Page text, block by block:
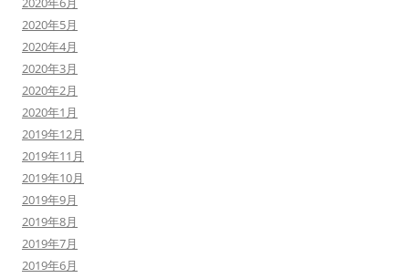
2020年5月
2020年4月
2020年3月
2020年2月
2020年1月
2019年12月
2019年11月
2019年10月
2019年9月
2019年8月
2019年7月
2019年6月